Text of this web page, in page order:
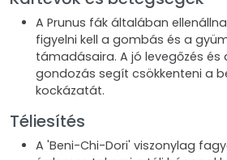
A Prunus fák általában
figyelni kell a gombás és a
támadásaira. A jó levegőzés és
gondozás segít csökkenteni a
kockázatát.
Téliesítés
A 'Beni-Chi-Dori' viszonylag